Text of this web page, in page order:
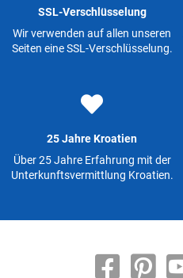
SSL-Verschlüsselung
Wir verwenden auf allen unseren
Seiten eine SSL-Verschlüsselung.
25 Jahre Kroatien
Über 25 Jahre Erfahrung mit der
Unterkunftsvermittlung Kroatien.